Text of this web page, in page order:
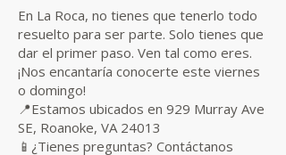
En La Roca, no tienes que tenerlo todo
resuelto para ser parte. Solo tienes que
dar el primer paso. Ven tal como eres.
¡Nos encantaría conocerte este viernes
o domingo!
📍Estamos ubicados en 929 Murray Ave
SE, Roanoke, VA 24013
📱¿Tienes preguntas? Contáctanos